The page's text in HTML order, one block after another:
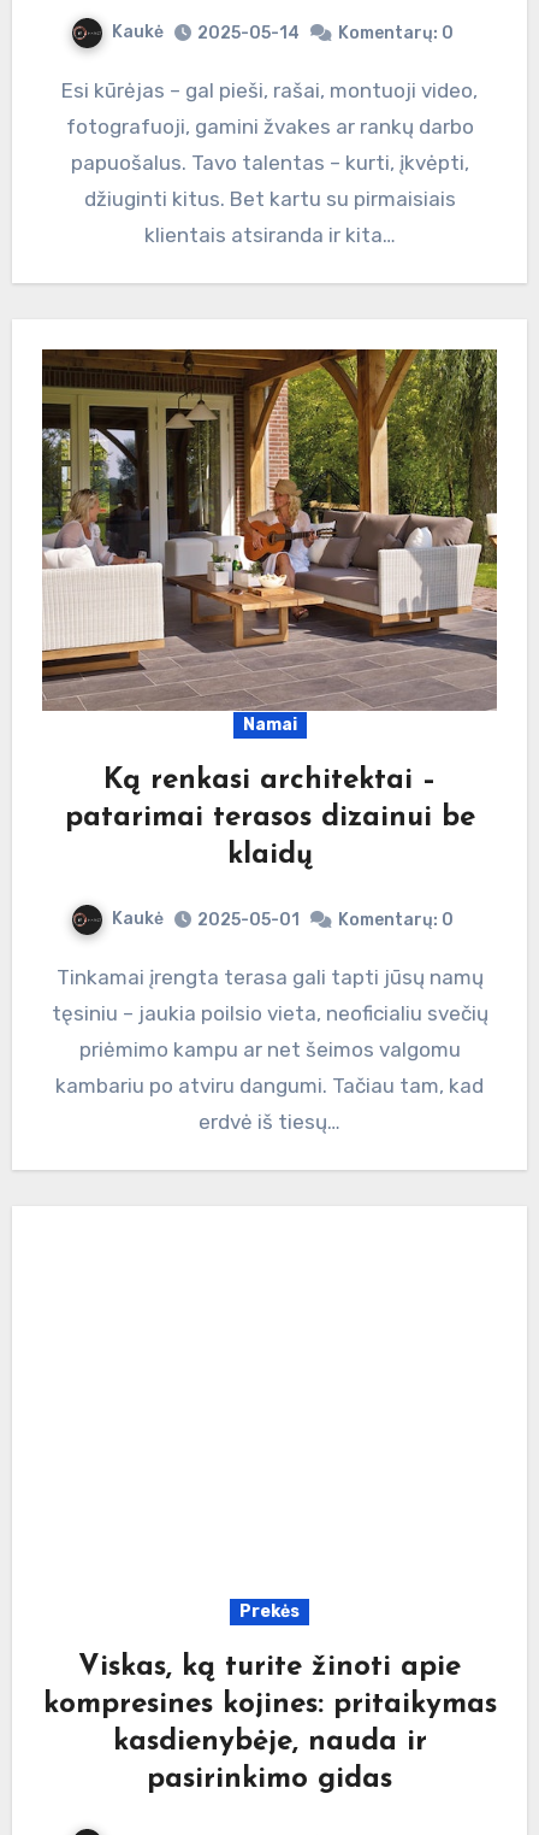
Kaukė 2025-05-14 Komentarų: 0
Esi kūrėjas – gal pieši, rašai, montuoji video,
fotografuoji, gamini žvakes ar rankų darbo
papuošalus. Tavo talentas – kurti, įkvėpti,
džiuginti kitus. Bet kartu su pirmaisiais
klientais atsiranda ir kita…
Namai
Ką renkasi architektai –
patarimai terasos dizainui be
klaidų
Kaukė 2025-05-01 Komentarų: 0
Tinkamai įrengta terasa gali tapti jūsų namų
tęsiniu – jaukia poilsio vieta, neoficialiu svečių
priėmimo kampu ar net šeimos valgomu
kambariu po atviru dangumi. Tačiau tam, kad
erdvė iš tiesų…
Prekės
Viskas, ką turite žinoti apie
kompresines kojines: pritaikymas
kasdienybėje, nauda ir
pasirinkimo gidas